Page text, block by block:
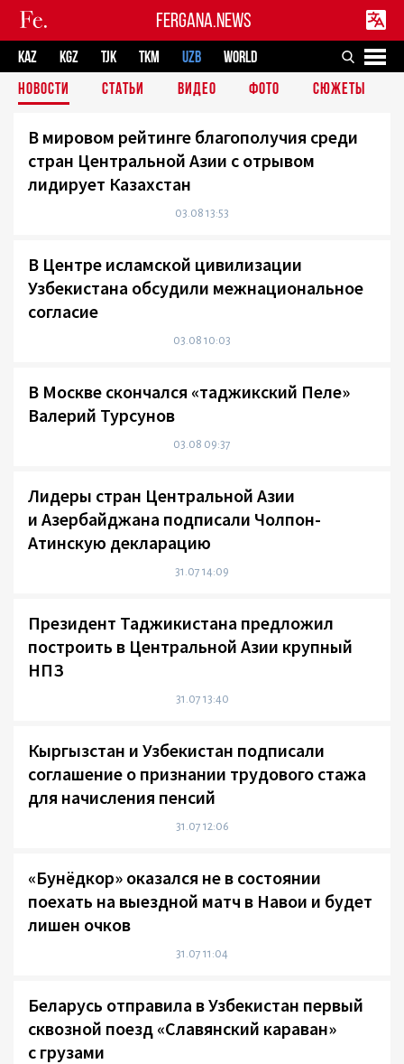
FERGANA.NEWS
KAZ KGZ TJK TKM UZB
WORLD
НОВОСТИ
СТАТЬИ ВИДЕО ФОТО СЮЖЕТЫ
В мировом рейтинге благополучия среди
стран Центральной Азии с отрывом
лидирует Казахстан
03.08 13:53
В Центре исламской цивилизации
Узбекистана обсудили межнациональное
согласие
03.08 10:03
В Москве скончался «таджикский Пеле»
Валерий Турсунов
03.08 09:37
Лидеры стран Центральной Азии
и Азербайджана подписали Чолпон-
Атинскую декларацию
31.07 14:09
Президент Таджикистана предложил
построить в Центральной Азии крупный
НПЗ
31.07 13:40
Кыргызстан и Узбекистан подписали
соглашение о признании трудового стажа
для начисления пенсий
31.07 12:06
«Бунёдкор» оказался не в состоянии
поехать на выездной матч в Навои и будет
лишен очков
31.07 11:04
Беларусь отправила в Узбекистан первый
сквозной поезд «Славянский караван»
с грузами